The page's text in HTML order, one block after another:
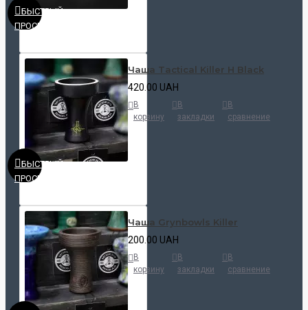
БЫСТРЫЙ
ПРОСМОТР
БЫСТРЫЙ
ПРОСМОТР
Чаша Tactical Killer H Black
420.00 UAH
В
корзину
В
закладки
В
сравнение
Чаша Grynbowls Killer
200.00 UAH
В
корзину
В
закладки
В
сравнение